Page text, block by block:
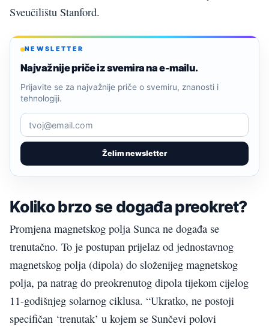
Sveučilištu Stanford.
NEWSLETTER
Najvažnije priče iz svemira na e-mailu.
Želim newsletter
Prijavite se za najvažnije priče o svemiru, znanosti i
tehnologiji.
Koliko brzo se događa preokret?
Promjena magnetskog polja Sunca ne događa se
trenutačno. To je postupan prijelaz od jednostavnog
magnetskog polja (dipola) do složenijeg magnetskog
polja, pa natrag do preokrenutog dipola tijekom cijelog
11-godišnjeg solarnog ciklusa. “Ukratko, ne postoji
specifičan ‘trenutak’ u kojem se Sunčevi polovi